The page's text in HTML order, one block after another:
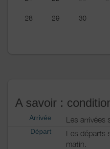
28 29 30
A savoir :
Arrivée Les arrivées
Départ
Les départs
matin.